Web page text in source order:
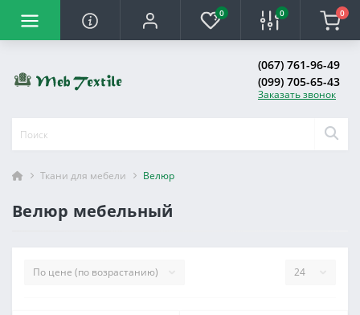
0 0 0
(067) 761-96-49
(099) 705-65-43
Заказать звонок
Ткани для мебели Велюр
Велюр мебельный